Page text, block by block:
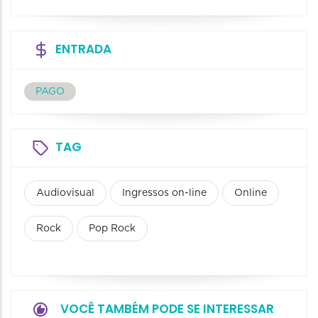
ENTRADA
PAGO
TAG
Audiovisual Ingressos on-line Online
Rock Pop Rock
VOCÊ TAMBÉM PODE SE INTERESSAR